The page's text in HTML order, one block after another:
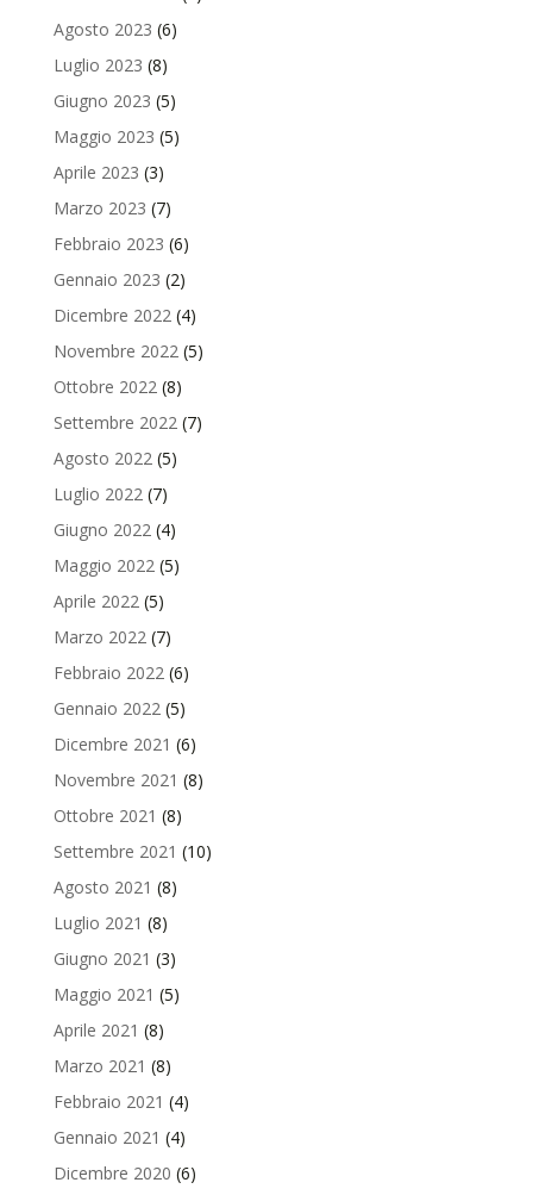
Agosto 2023 (6)
Luglio 2023 (8)
Giugno 2023 (5)
Maggio 2023 (5)
Aprile 2023 (3)
Marzo 2023 (7)
Febbraio 2023 (6)
Gennaio 2023 (2)
Dicembre 2022(4)
Novembre 2022(5)
Ottobre 2022(8)
Settembre 2022(7)
Agosto 2022(5)
Luglio 2022(7)
Giugno 2022(4)
Maggio 2022(5)
Aprile 2022(5)
Marzo 2022(7)
Febbraio 2022(6)
Gennaio 2022(5)
Dicembre 2021 (6)
Novembre 2021 (8)
Ottobre 2021 (8)
Settembre 2021 (10)
Agosto 2021 (8)
Luglio 2021 (8)
Giugno 2021 (3)
Maggio 2021 (5)
Aprile 2021 (8)
Marzo 2021 (8)
Febbraio 2021 (4)
Gennaio 2021 (4)
Dicembre 2020 (6)